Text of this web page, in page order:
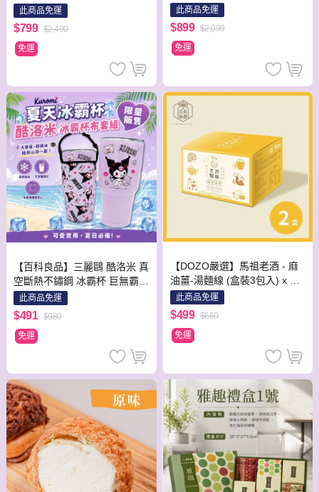
不沾單柄湯鍋-加蓋(電磁爐適
用)
此商品免運
$799 $2,490
免運
此商品免運
$899 $2,099
免運
【百科良品】三麗鷗 酷洛米 真
空斷熱不鏽鋼 冰霸杯 巨無霸鋼
杯 保冰保溫飲料杯 隨行杯 900
ml-信封款(贈手提杯套)
此商品免運
$491 $980
免運
【DOZO嚴選】馬祖老酒 - 麻
油薑-湯麵線 (盒裝3包入) x 2
盒 / 組 (共6包入)
此商品免運
$499 $660
免運